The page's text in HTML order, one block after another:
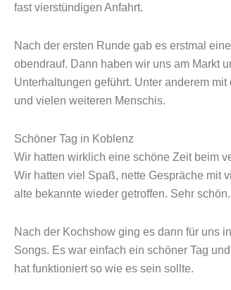
fast vierstündigen Anfahrt.
Nach der ersten Runde gab es erstmal
obendrauf. Dann haben wir uns am Markt
Unterhaltungen geführt. Unter anderem mit
und vielen weiteren Menschis.
Schöner Tag in Koblenz
Wir hatten wirklich eine schöne Zeit beim
Wir hatten viel Spaß, nette Gespräche mit
alte bekannte wieder getroffen. Sehr schön.
Nach der Kochshow ging es dann für uns
Songs. Es war einfach ein schöner Tag
hat funktioniert so wie es sein sollte.